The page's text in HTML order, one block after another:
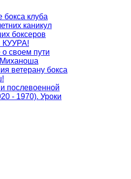
бокса клуба
каникул
боксеров
КУУРА!
своем пути
ветерану бокса
послевоенной
- 1970). Уроки